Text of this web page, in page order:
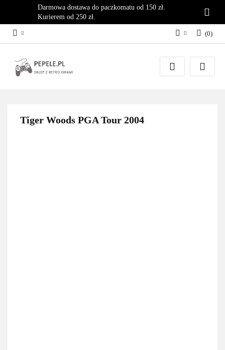
Darmowa dostawa do paczkomatu od 150 zł.
Kurierem od 250 zł.
Zaloguj się
Załóż konto
(0)
Tiger Woods PGA Tour 2004